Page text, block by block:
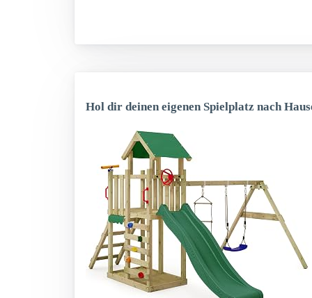
Hol dir deinen eigenen Spielplatz nach